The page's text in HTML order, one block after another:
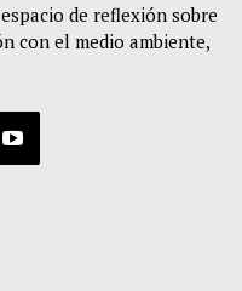
de reflexión sobre
con el medio ambiente,